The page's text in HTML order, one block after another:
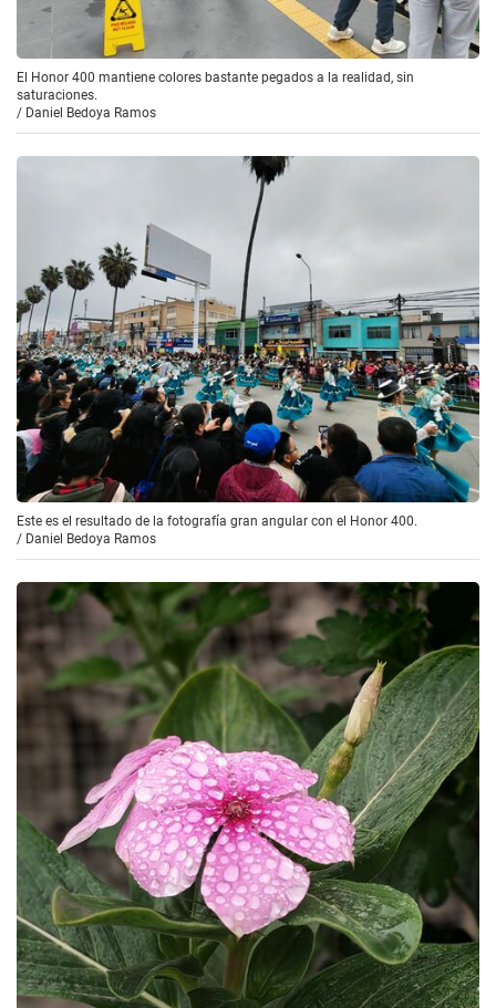
El Honor 400 mantiene colores bastante pegados a la realidad, sin
saturaciones.
/ Daniel Bedoya Ramos
Este es el resultado de la fotografía gran angular con el Honor 400.
/ Daniel Bedoya Ramos